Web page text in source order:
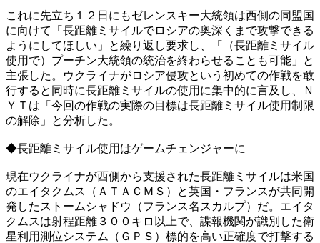
これに先立ち１２日にもゼレンスキー大統領は西側の同盟国
に向けて「長距離ミサイルでロシアの奥深くまで攻撃できる
ようにしてほしい」と繰り返し要求し、「（長距離ミサイル
使用で）プーチン大統領の統治を終わらせることも可能」と
主張した。ウクライナがロシア侵攻という初めての作戦を敢
行すると同時に長距離ミサイルの使用に集中的に言及し、Ｎ
ＹＴは「今回の作戦の実際の目標は長距離ミサイル使用制限
の解除」と分析した。
◆長距離ミサイル使用はゲームチェンジャーに
現在ウクライナが西側から支援された長距離ミサイルは米国
のエイタクムス（ＡＴＡＣＭＳ）と英国・フランスが共同開
発したストームシャドウ（フランス名スカルプ）だ。エイタ
クムスは射程距離３００キロ以上で、諜報機関が識別した衛
星利用測位システム（ＧＰＳ）標的を高い正確度で打撃する